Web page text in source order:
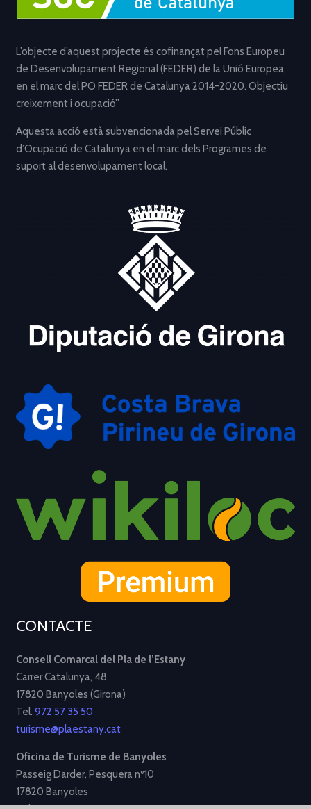
L’objecte d’aquest projecte és cofinançat pel Fons Europeu
de Desenvolupament Regional (FEDER) de la Unió Europea,
en el marc del PO FEDER de Catalunya 2014-2020. Objectiu
creixement i ocupació”
Aquesta acció està subvencionada pel Servei Públic
d’Ocupació de Catalunya en el marc dels Programes de
suport al desenvolupament local.
CONTACTE
Consell Comarcal del Pla de l’Estany
Carrer Catalunya, 48
17820 Banyoles (Girona)
Tel. 972 57 35 50
turisme@plaestany.cat
Oficina de Turisme de Banyoles
Passeig Darder, Pesquera nº10
17820 Banyoles